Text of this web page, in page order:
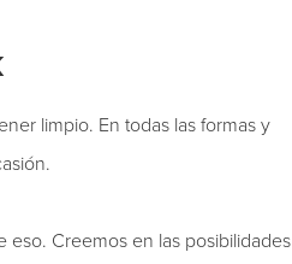
limpio. En todas las formas y
eso. Creemos en las posibilidades